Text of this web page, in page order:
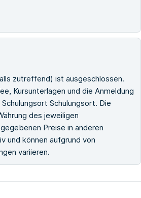
zutreffend) ist ausgeschlossen.
Kursunterlagen und die Anmeldung
Schulungsort. Die
des jeweiligen
Preise in anderen
und können aufgrund von
variieren.